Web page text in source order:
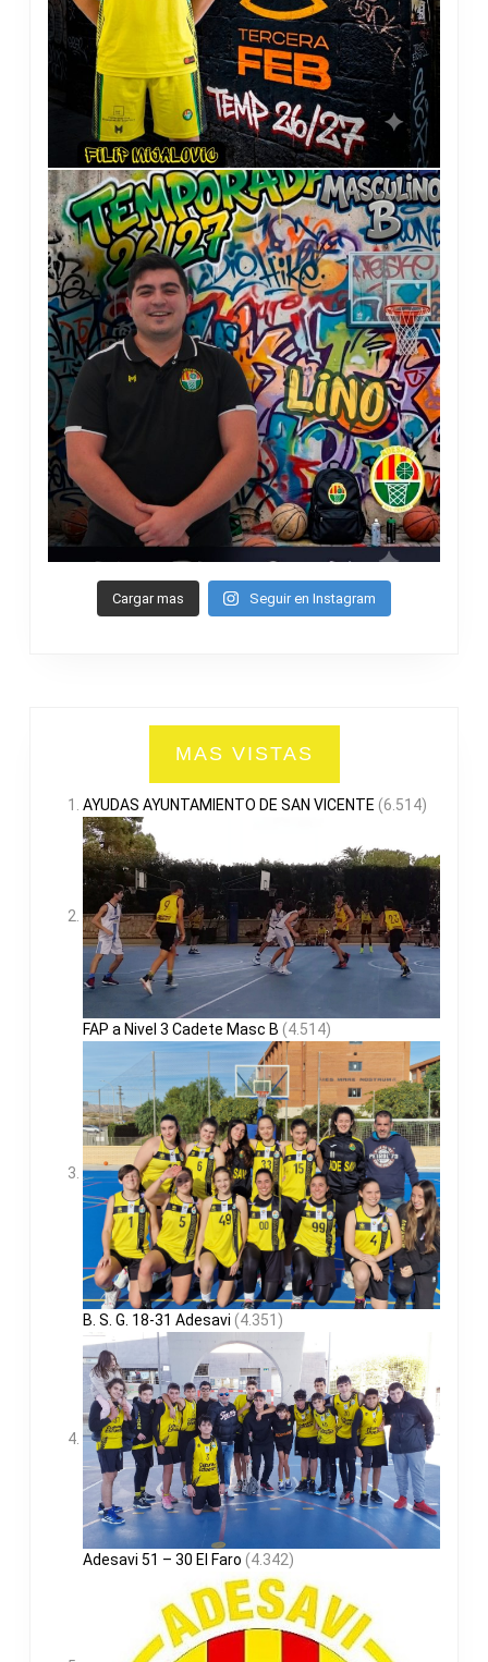
Cargar mas Seguir en Instagram
MAS VISTAS
AYUDAS AYUNTAMIENTO DE SAN VICENTE (6.514)
FAP a Nivel 3 Cadete Masc B (4.514)
B. S. G. 18-31 Adesavi (4.351)
Adesavi 51 – 30 El Faro (4.342)